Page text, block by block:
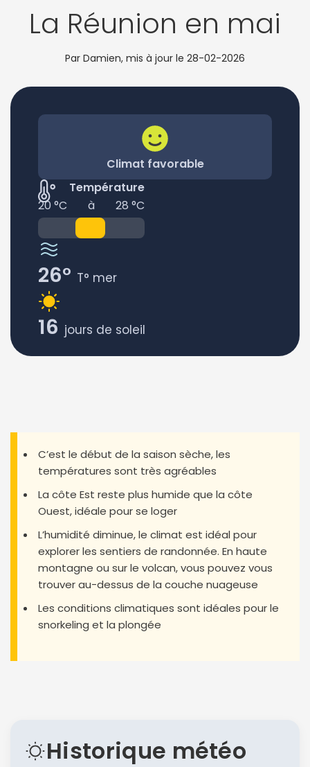
La Réunion en mai
Par Damien, mis à jour le 28-02-2026
Climat favorable
Température
20 °C
à 28 °C
26° T° mer
16 jours de soleil
C’est le début de la saison sèche, les
températures sont très agréables
La côte Est reste plus humide que la côte
Ouest, idéale pour se loger
L’humidité diminue, le climat est idéal pour
explorer les sentiers de randonnée. En haute
montagne ou sur le volcan, vous pouvez vous
trouver au-dessus de la couche nuageuse
Les conditions climatiques sont idéales pour le
snorkeling et la plongée
Historique météo